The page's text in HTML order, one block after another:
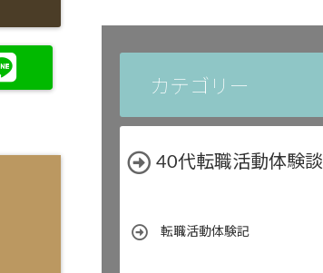
カテゴリー
40代転職活動体験談
転職活動体験記